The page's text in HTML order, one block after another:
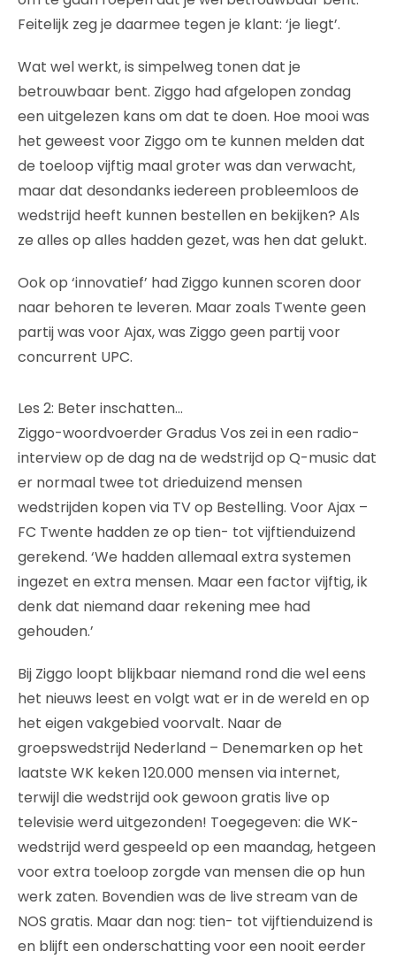
Feitelijk zeg je daarmee tegen je klant: ‘je liegt’.
Wat wel werkt, is simpelweg tonen dat je
betrouwbaar bent. Ziggo had afgelopen zondag
een uitgelezen kans om dat te doen. Hoe mooi was
het geweest voor Ziggo om te kunnen melden dat
de toeloop vijftig maal groter was dan verwacht,
maar dat desondanks iedereen probleemloos de
wedstrijd heeft kunnen bestellen en bekijken? Als
ze alles op alles hadden gezet, was hen dat gelukt.
Ook op ‘innovatief’ had Ziggo kunnen scoren door
naar behoren te leveren. Maar zoals Twente geen
partij was voor Ajax, was Ziggo geen partij voor
concurrent UPC.
Les 2: Beter inschatten…
Ziggo-woordvoerder Gradus Vos zei in een radio-
interview op de dag na de wedstrijd op Q-music dat
er normaal twee tot drieduizend mensen
wedstrijden kopen via TV op Bestelling. Voor Ajax –
FC Twente hadden ze op tien- tot vijftienduizend
gerekend. ‘We hadden allemaal extra systemen
ingezet en extra mensen. Maar een factor vijftig, ik
denk dat niemand daar rekening mee had
gehouden.’
Bij Ziggo loopt blijkbaar niemand rond die wel eens
het nieuws leest en volgt wat er in de wereld en op
het eigen vakgebied voorvalt. Naar de
groepswedstrijd Nederland – Denemarken op het
laatste WK keken 120.000 mensen via internet,
terwijl die wedstrijd ook gewoon gratis live op
televisie werd uitgezonden! Toegegeven: die WK-
wedstrijd werd gespeeld op een maandag, hetgeen
voor extra toeloop zorgde van mensen die op hun
werk zaten. Bovendien was de live stream van de
NOS gratis. Maar dan nog: tien- tot vijftienduizend is
en blijft een onderschatting voor een nooit eerder